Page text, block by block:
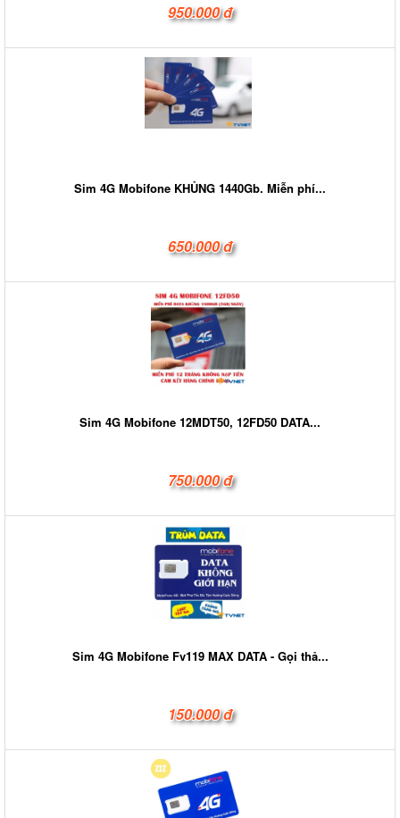
950.000 đ
Sim 4G Mobifone KHỦNG 1440Gb. Miễn phí...
650.000 đ
Sim 4G Mobifone 12MDT50, 12FD50 DATA...
750.000 đ
Sim 4G Mobifone Fv119 MAX DATA - Gọi thả...
150.000 đ